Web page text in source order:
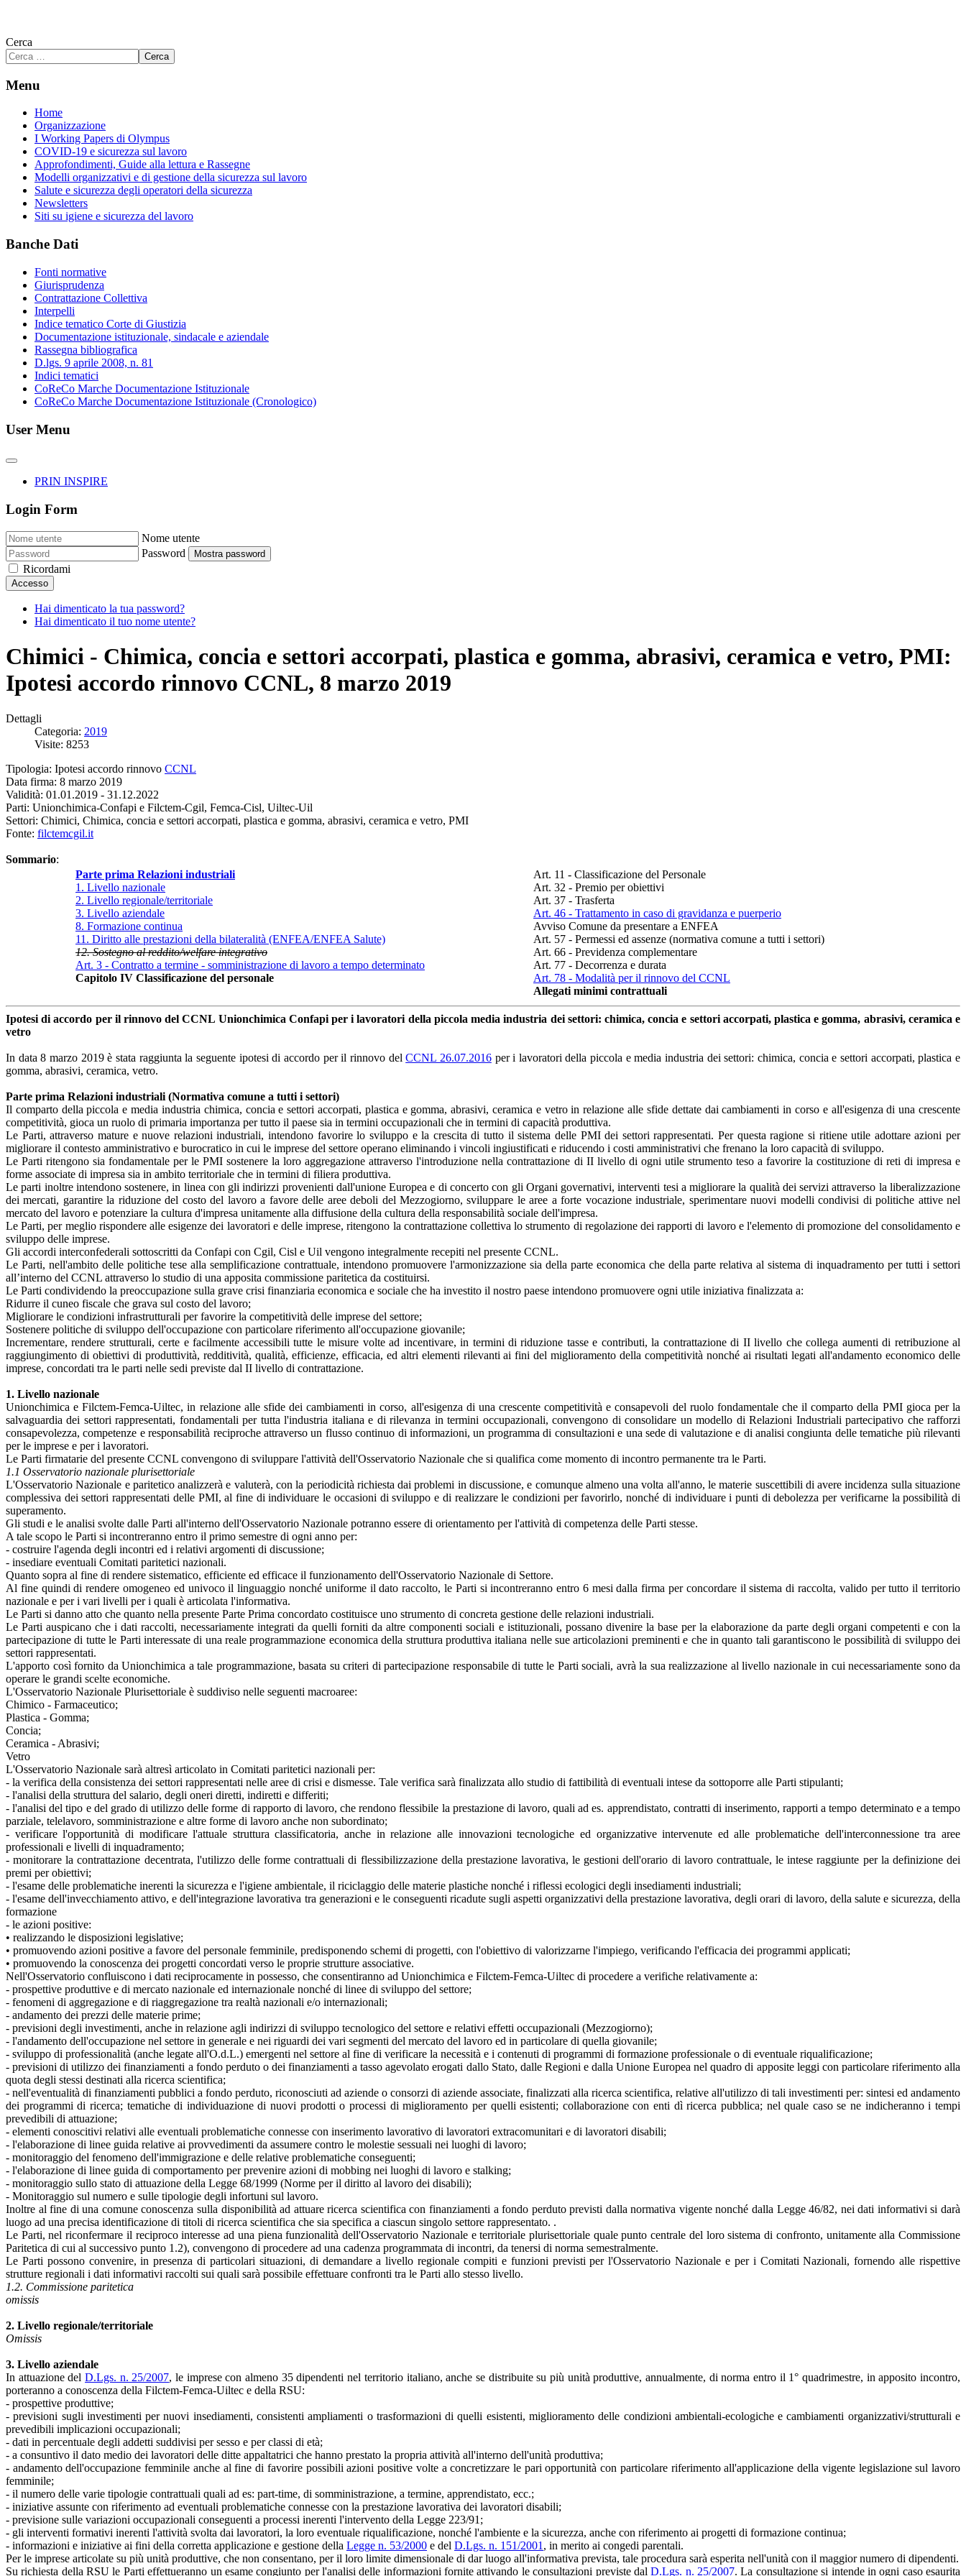
Cerca
Cerca
Menu
Home
Organizzazione
I Working Papers di Olympus
COVID-19 e sicurezza sul lavoro
Approfondimenti, Guide alla lettura e Rassegne
Modelli organizzativi e di gestione della sicurezza sul lavoro
Salute e sicurezza degli operatori della sicurezza
Newsletters
Siti su igiene e sicurezza del lavoro
Banche Dati
Fonti normative
Giurisprudenza
Contrattazione Collettiva
Interpelli
Indice tematico Corte di Giustizia
Documentazione istituzionale, sindacale e aziendale
Rassegna bibliografica
D.lgs. 9 aprile 2008, n. 81
Indici tematici
CoReCo Marche Documentazione Istituzionale
CoReCo Marche Documentazione Istituzionale (Cronologico)
User Menu
PRIN INSPIRE
Login Form
Nome utente
Password
Mostra password
Ricordami
Accesso
Hai dimenticato la tua password?
Hai dimenticato il tuo nome utente?
Chimici - Chimica, concia e settori accorpati, plastica e gomma, abrasivi, ceramica e vetro, PMI:
Ipotesi accordo rinnovo CCNL, 8 marzo 2019
Dettagli
Categoria: 2019
Visite: 8253
Tipologia: Ipotesi accordo rinnovo CCNL
Data firma: 8 marzo 2019
Validità: 01.01.2019 - 31.12.2022
Parti: Unionchimica-Confapi e Filctem-Cgil, Femca-Cisl, Uiltec-Uil
Settori: Chimici, Chimica, concia e settori accorpati, plastica e gomma, abrasivi, ceramica e vetro, PMI
Fonte: filctemcgil.it
Sommario:
Parte prima Relazioni industriali
1. Livello nazionale
2. Livello regionale/territoriale
3. Livello aziendale
8. Formazione continua
11. Diritto alle prestazioni della bilateralità (ENFEA/ENFEA Salute)
12. Sostegno al reddito/welfare integrativo
Art. 3 - Contratto a termine - somministrazione di lavoro a tempo determinato
Capitolo IV Classificazione del personale
Art. 11 - Classificazione del Personale
Art. 32 - Premio per obiettivi
Art. 37 - Trasferta
Art. 46 - Trattamento in caso di gravidanza e puerperio
Avviso Comune da presentare a ENFEA
Art. 57 - Permessi ed assenze (normativa comune a tutti i settori)
Art. 66 - Previdenza complementare
Art. 77 - Decorrenza e durata
Art. 78 - Modalità per il rinnovo del CCNL
Allegati minimi contrattuali
Ipotesi di accordo per il rinnovo del CCNL Unionchimica Confapi per i lavoratori della piccola media industria dei settori: chimica, concia e settori accorpati, plastica e gomma, abrasivi, ceramica e
vetro
In data 8 marzo 2019 è stata raggiunta la seguente ipotesi di accordo per il rinnovo delCCNL 26.07.2016per i lavoratori della piccola e media industria dei settori: chimica, concia e settori accorpati, plastica e
gomma, abrasivi, ceramica, vetro.
Parte prima Relazioni industriali (Normativa comune a tutti i settori)
Il comparto della piccola e media industria chimica, concia e settori accorpati, plastica e gomma, abrasivi, ceramica e vetro in relazione alle sfide dettate dai cambiamenti in corso e all'esigenza di una crescente
competitività, gioca un ruolo di primaria importanza per tutto il paese sia in termini occupazionali che in termini di capacità produttiva.
Le Parti, attraverso mature e nuove relazioni industriali, intendono favorire lo sviluppo e la crescita di tutto il sistema delle PMI dei settori rappresentati. Per questa ragione si ritiene utile adottare azioni per
migliorare il contesto amministrativo e burocratico in cui le imprese del settore operano eliminando i vincoli ingiustificati e riducendo i costi amministrativi che frenano la loro capacità di sviluppo.
Le Parti ritengono sia fondamentale per le PMI sostenere la loro aggregazione attraverso l'introduzione nella contrattazione di II livello di ogni utile strumento teso a favorire la costituzione di reti di impresa e
forme associate di impresa sia in ambito territoriale che in termini di filiera produttiva.
Le parti inoltre intendono sostenere, in linea con gli indirizzi provenienti dall'unione Europea e di concerto con gli Organi governativi, interventi tesi a migliorare la qualità dei servizi attraverso la liberalizzazione
dei mercati, garantire la riduzione del costo del lavoro a favore delle aree deboli del Mezzogiorno, sviluppare le aree a forte vocazione industriale, sperimentare nuovi modelli condivisi di politiche attive nel
mercato del lavoro e potenziare la cultura d'impresa unitamente alla diffusione della cultura della responsabilità sociale dell'impresa.
Le Parti, per meglio rispondere alle esigenze dei lavoratori e delle imprese, ritengono la contrattazione collettiva lo strumento di regolazione dei rapporti di lavoro e l'elemento di promozione del consolidamento e
sviluppo delle imprese.
Gli accordi interconfederali sottoscritti da Confapi con Cgil, Cisl e Uil vengono integralmente recepiti nel presente CCNL.
Le Parti, nell'ambito delle politiche tese alla semplificazione contrattuale, intendono promuovere l'armonizzazione sia della parte economica che della parte relativa al sistema di inquadramento per tutti i settori
all’interno del CCNL attraverso lo studio di una apposita commissione paritetica da costituirsi.
Le Parti condividendo la preoccupazione sulla grave crisi finanziaria economica e sociale che ha investito il nostro paese intendono promuovere ogni utile iniziativa finalizzata a:
Ridurre il cuneo fiscale che grava sul costo del lavoro;
Migliorare le condizioni infrastrutturali per favorire la competitività delle imprese del settore;
Sostenere politiche di sviluppo dell'occupazione con particolare riferimento all'occupazione giovanile;
Incrementare, rendere strutturali, certe e facilmente accessibili tutte le misure volte ad incentivare, in termini di riduzione tasse e contributi, la contrattazione di II livello che collega aumenti di retribuzione al
raggiungimento di obiettivi di produttività, redditività, qualità, efficienze, efficacia, ed altri elementi rilevanti ai fini del miglioramento della competitività nonché ai risultati legati all'andamento economico delle
imprese, concordati tra le parti nelle sedi previste dal II livello di contrattazione.
1. Livello nazionale
Unionchimica e Filctem-Femca-Uiltec, in relazione alle sfide dei cambiamenti in corso, all'esigenza di una crescente competitività e consapevoli del ruolo fondamentale che il comparto della PMI gioca per la
salvaguardia dei settori rappresentati, fondamentali per tutta l'industria italiana e di rilevanza in termini occupazionali, convengono di consolidare un modello di Relazioni Industriali partecipativo che rafforzi
consapevolezza, competenze e responsabilità reciproche attraverso un flusso continuo di informazioni, un programma di consultazioni e una sede di valutazione e di analisi congiunta delle tematiche più rilevanti
per le imprese e per i lavoratori.
Le Parti firmatarie del presente CCNL convengono di sviluppare l'attività dell'Osservatorio Nazionale che si qualifica come momento di incontro permanente tra le Parti.
1.1 Osservatorio nazionale plurisettoriale
L'Osservatorio Nazionale e paritetico analizzerà e valuterà, con la periodicità richiesta dai problemi in discussione, e comunque almeno una volta all'anno, le materie suscettibili di avere incidenza sulla situazione
complessiva dei settori rappresentati delle PMI, al fine di individuare le occasioni di sviluppo e di realizzare le condizioni per favorirlo, nonché di individuare i punti di debolezza per verificarne la possibilità di
superamento.
Gli studi e le analisi svolte dalle Parti all'interno dell'Osservatorio Nazionale potranno essere di orientamento per l'attività di competenza delle Parti stesse.
A tale scopo le Parti si incontreranno entro il primo semestre di ogni anno per:
- costruire l'agenda degli incontri ed i relativi argomenti di discussione;
- insediare eventuali Comitati paritetici nazionali.
Quanto sopra al fine di rendere sistematico, efficiente ed efficace il funzionamento dell'Osservatorio Nazionale di Settore.
Al fine quindi di rendere omogeneo ed univoco il linguaggio nonché uniforme il dato raccolto, le Parti si incontreranno entro 6 mesi dalla firma per concordare il sistema di raccolta, valido per tutto il territorio
nazionale e per i vari livelli per i quali è articolata l'informativa.
Le Parti si danno atto che quanto nella presente Parte Prima concordato costituisce uno strumento di concreta gestione delle relazioni industriali.
Le Parti auspicano che i dati raccolti, necessariamente integrati da quelli forniti da altre componenti sociali e istituzionali, possano divenire la base per la elaborazione da parte degli organi competenti e con la
partecipazione di tutte le Parti interessate di una reale programmazione economica della struttura produttiva italiana nelle sue articolazioni preminenti e che in quanto tali garantiscono le possibilità di sviluppo dei
settori rappresentati.
L'apporto così fornito da Unionchimica a tale programmazione, basata su criteri di partecipazione responsabile di tutte le Parti sociali, avrà la sua realizzazione al livello nazionale in cui necessariamente sono da
operare le grandi scelte economiche.
L'Osservatorio Nazionale Plurisettoriale è suddiviso nelle seguenti macroaree:
Chimico - Farmaceutico;
Plastica - Gomma;
Concia;
Ceramica - Abrasivi;
Vetro
L'Osservatorio Nazionale sarà altresì articolato in Comitati paritetici nazionali per:
- la verifica della consistenza dei settori rappresentati nelle aree di crisi e dismesse. Tale verifica sarà finalizzata allo studio di fattibilità di eventuali intese da sottoporre alle Parti stipulanti;
- l'analisi della struttura del salario, degli oneri diretti, indiretti e differiti;
- l'analisi del tipo e del grado di utilizzo delle forme di rapporto di lavoro, che rendono flessibile la prestazione di lavoro, quali ad es. apprendistato, contratti di inserimento, rapporti a tempo determinato e a tempo
parziale, telelavoro, somministrazione e altre forme di lavoro anche non subordinato;
- verificare l'opportunità di modificare l'attuale struttura classificatoria, anche in relazione alle innovazioni tecnologiche ed organizzative intervenute ed alle problematiche dell'interconnessione tra aree
professionali e livelli di inquadramento;
- monitorare la contrattazione decentrata, l'utilizzo delle forme contrattuali di flessibilizzazione della prestazione lavorativa, le gestioni dell'orario di lavoro contrattuale, le intese raggiunte per la definizione dei
premi per obiettivi;
- l'esame delle problematiche inerenti la sicurezza e l'igiene ambientale, il riciclaggio delle materie plastiche nonché i riflessi ecologici degli insediamenti industriali;
- l'esame dell'invecchiamento attivo, e dell'integrazione lavorativa tra generazioni e le conseguenti ricadute sugli aspetti organizzativi della prestazione lavorativa, degli orari di lavoro, della salute e sicurezza, della
formazione
- le azioni positive:
• realizzando le disposizioni legislative;
• promuovendo azioni positive a favore del personale femminile, predisponendo schemi di progetti, con l'obiettivo di valorizzarne l'impiego, verificando l'efficacia dei programmi applicati;
• promuovendo la conoscenza dei progetti concordati verso le proprie strutture associative.
Nell'Osservatorio confluiscono i dati reciprocamente in possesso, che consentiranno ad Unionchimica e Filctem-Femca-Uiltec di procedere a verifiche relativamente a:
- prospettive produttive e di mercato nazionale ed internazionale nonché di linee di sviluppo del settore;
- fenomeni di aggregazione e di riaggregazione tra realtà nazionali e/o internazionali;
- andamento dei prezzi delle materie prime;
- previsioni degli investimenti, anche in relazione agli indirizzi di sviluppo tecnologico del settore e relativi effetti occupazionali (Mezzogiorno);
- l'andamento dell'occupazione nel settore in generale e nei riguardi dei vari segmenti del mercato del lavoro ed in particolare di quella giovanile;
- sviluppo di professionalità (anche legate all'O.d.L.) emergenti nel settore al fine di verificare la necessità e i contenuti di programmi di formazione professionale o di eventuale riqualificazione;
- previsioni di utilizzo dei finanziamenti a fondo perduto o dei finanziamenti a tasso agevolato erogati dallo Stato, dalle Regioni e dalla Unione Europea nel quadro di apposite leggi con particolare riferimento alla
quota degli stessi destinati alla ricerca scientifica;
- nell'eventualità di finanziamenti pubblici a fondo perduto, riconosciuti ad aziende o consorzi di aziende associate, finalizzati alla ricerca scientifica, relative all'utilizzo di tali investimenti per: sintesi ed andamento
dei programmi di ricerca; tematiche di individuazione di nuovi prodotti o processi di miglioramento per quelli esistenti; collaborazione con enti dì ricerca pubblica; nel quale caso se ne indicheranno i tempi
prevedibili di attuazione;
- elementi conoscitivi relativi alle eventuali problematiche connesse con inserimento lavorativo di lavoratori extracomunitari e di lavoratori disabili;
- l'elaborazione di linee guida relative ai provvedimenti da assumere contro le molestie sessuali nei luoghi di lavoro;
- monitoraggio del fenomeno dell'immigrazione e delle relative problematiche conseguenti;
- l'elaborazione di linee guida di comportamento per prevenire azioni di mobbing nei luoghi di lavoro e stalking;
- monitoraggio sullo stato di attuazione della Legge 68/1999 (Norme per il diritto al lavoro dei disabili);
- Monitoraggio sul numero e sulle tipologie degli infortuni sul lavoro.
Inoltre al fine di una comune conoscenza sulla disponibilità ad attuare ricerca scientifica con finanziamenti a fondo perduto previsti dalla normativa vigente nonché dalla Legge 46/82, nei dati informativi si darà
luogo ad una precisa identificazione di titoli di ricerca scientifica che sia specifica a ciascun singolo settore rappresentato. .
Le Parti, nel riconfermare il reciproco interesse ad una piena funzionalità dell'Osservatorio Nazionale e territoriale plurisettoriale quale punto centrale del loro sistema di confronto, unitamente alla Commissione
Paritetica di cui al successivo punto 1.2), convengono di procedere ad una cadenza programmata di incontri, da tenersi di norma semestralmente.
Le Parti possono convenire, in presenza di particolari situazioni, di demandare a livello regionale compiti e funzioni previsti per l'Osservatorio Nazionale e per i Comitati Nazionali, fornendo alle rispettive
strutture regionali i dati informativi raccolti sui quali sarà possibile effettuare confronti tra le Parti allo stesso livello.
1.2. Commissione paritetica
omissis
2. Livello regionale/territoriale
Omissis
3. Livello aziendale
In attuazione delD.Lgs. n. 25/2007, le imprese con almeno 35 dipendenti nel territorio italiano, anche se distribuite su più unità produttive, annualmente, di norma entro il 1° quadrimestre, in apposito incontro,
porteranno a conoscenza della Filctem-Femca-Uiltec e della RSU:
- prospettive produttive;
- previsioni sugli investimenti per nuovi insediamenti, consistenti ampliamenti o trasformazioni di quelli esistenti, miglioramento delle condizioni ambientali-ecologiche e cambiamenti organizzativi/strutturali e
prevedibili implicazioni occupazionali;
- dati in percentuale degli addetti suddivisi per sesso e per classi di età;
- a consuntivo il dato medio dei lavoratori delle ditte appaltatrici che hanno prestato la propria attività all'interno dell'unità produttiva;
- andamento dell'occupazione femminile anche al fine di favorire possibili azioni positive volte a concretizzare le pari opportunità con particolare riferimento all'applicazione della vigente legislazione sul lavoro
femminile;
- il numero delle varie tipologie contrattuali quali ad es: part-time, di somministrazione, a termine, apprendistato, ecc.;
- iniziative assunte con riferimento ad eventuali problematiche connesse con la prestazione lavorativa dei lavoratori disabili;
- previsione sulle variazioni occupazionali conseguenti a processi inerenti l'intervento della Legge 223/91;
- gli interventi formativi inerenti l'attività svolta dai lavoratori, la loro eventuale riqualificazione, nonché l'ambiente e la sicurezza, anche con riferimento ai progetti di formazione continua;
- informazioni e iniziative ai fini della corretta applicazione e gestione della Legge n. 53/2000 e del D.Lgs. n. 151/2001 , in merito ai congedi parentali.
Per le imprese articolate su più unità produttive, che non consentano, per il loro limite dimensionale di dar luogo all'informativa prevista, tale procedura sarà esperita nell'unità con il maggior numero di dipendenti.
Su richiesta della RSU le Parti effettueranno un esame congiunto per l'analisi delle informazioni fornite attivando le consultazioni previste dalD.Lgs. n. 25/2007. La consultazione si intende in ogni caso esaurita